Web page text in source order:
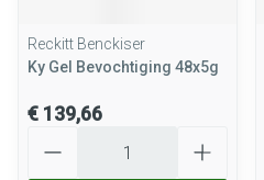
Reckitt Benckiser
Ky Gel Bevochtiging 48x5g
€ 139,66